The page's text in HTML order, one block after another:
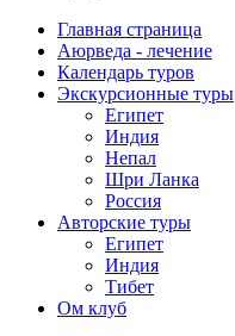
Главная страница
Аюрведа - лечение
Календарь туров
Экскурсионные туры
Египет
Индия
Непал
Шри Ланка
Россия
Авторские туры
Египет
Индия
Тибет
Ом клуб